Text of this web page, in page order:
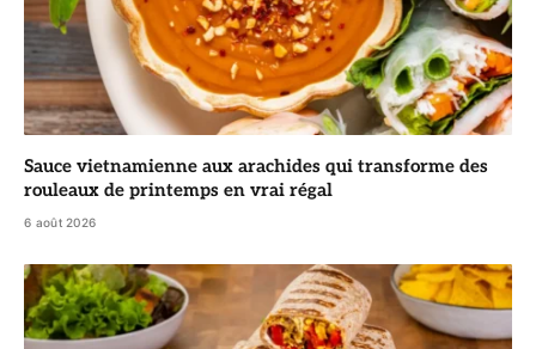
Sauce vietnamienne aux arachides qui transforme des
rouleaux de printemps en vrai régal
6 août 2026